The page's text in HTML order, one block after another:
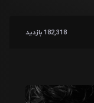
182,318 بازدید